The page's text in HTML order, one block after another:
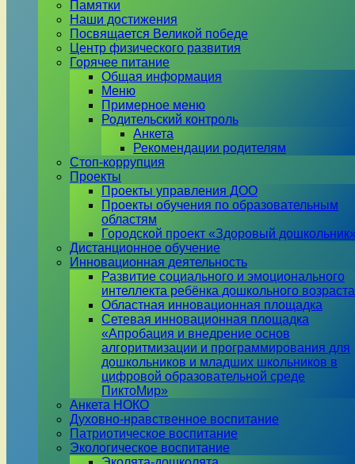
Памятки
Наши достижения
Посвящается Великой победе
Центр физического развития
Горячее питание
Общая информация
Меню
Примерное меню
Родительский контроль
Анкета
Рекомендации родителям
Стоп-коррупция
Проекты
Проекты управления ДОО
Проекты обучения по образовательным
областям
Городской проект «Здоровый
Дистанционное обучение
Инновационная деятельность
Развитие социального и эмоционального
интеллекта ребёнка дошкольного возраста
Областная инновационная площадка
Сетевая инновационная площадка
«Апробация и внедрение основ
алгоритмизации и программирования для
дошкольников и младших школьников в
цифровой образовательной среде
ПиктоМир»
Анкета НОКО
Духовно-нравственное воспитание
Патриотическое воспитание
Экологическое воспитание